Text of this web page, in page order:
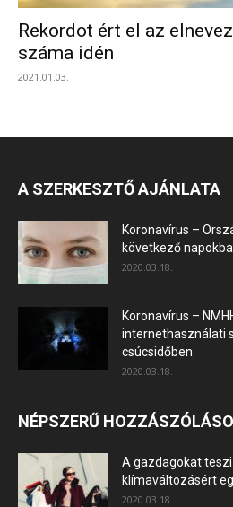
Rekordot ért el az
száma idén
2021.01.03.
A SZERKESZTŐ AJÁNLATA
Koronavírus –
következő
2020.03.18.
Koronavírus –
internethasználati
csúcsidőben
2020.03.18.
NÉPSZERŰ
A gazdagokat
klímaváltozásért
2020.03.18.